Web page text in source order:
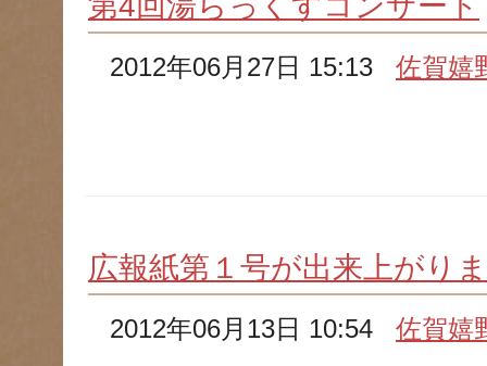
2012年06月27日 15:13佐賀嬉
広報紙第１号が出来上がり
2012年06月13日 10:54佐賀嬉